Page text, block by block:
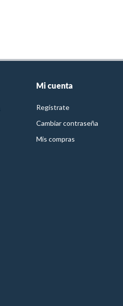
Mi cuenta
Regístrate
Cambiar contraseña
Mis compras